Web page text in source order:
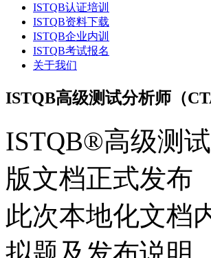
ISTQB认证培训
ISTQB资料下载
ISTQB企业内训
ISTQB考试报名
关于我们
ISTQB高级测试分析师（
ISTQB®高级测
版文档正式发布
此次本地化文档